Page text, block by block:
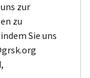
zur
zu
Sie uns